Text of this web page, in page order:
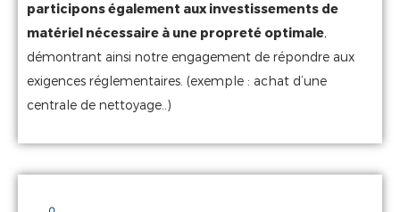
participons également aux investissements de
matériel nécessaire à une propreté optimale,
démontrant ainsi notre engagement de répondre aux
exigences réglementaires. (exemple : achat d’une
centrale de nettoyage..)